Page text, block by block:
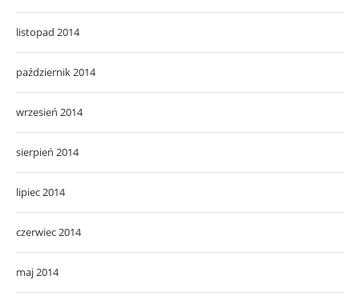
listopad 2014
październik 2014
wrzesień 2014
sierpień 2014
lipiec 2014
czerwiec 2014
maj 2014